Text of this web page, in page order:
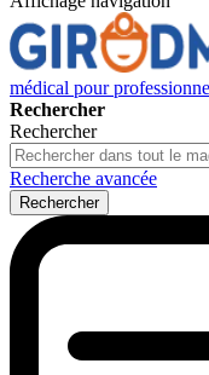
médical pour
Rechercher
Rechercher
Recherche avancée
Rechercher